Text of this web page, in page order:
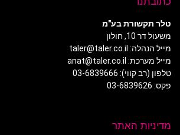
טלר תקשורת בע"מ
משעול דר 10, חולון
מייל הנהלה: taler@taler.co.il
מייל מערכת: anat@taler.co.il
טלפון (רב קווי): 03-6839666
פקס: 03-6839626
מדיניות האתר